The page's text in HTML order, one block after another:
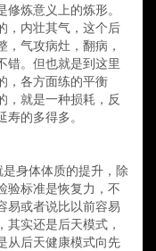
炼意义上的炼形。
，内壮其气，这个后
气攻病灶，翻病，
错。但也就是到这里
，各方面练的平衡
，就是一种损耗，反
的多得多。
身体体质的提升，除
验标准是恢复力，不
易或者说比以前容易
实还是后天模式，
从后天健康模式向先